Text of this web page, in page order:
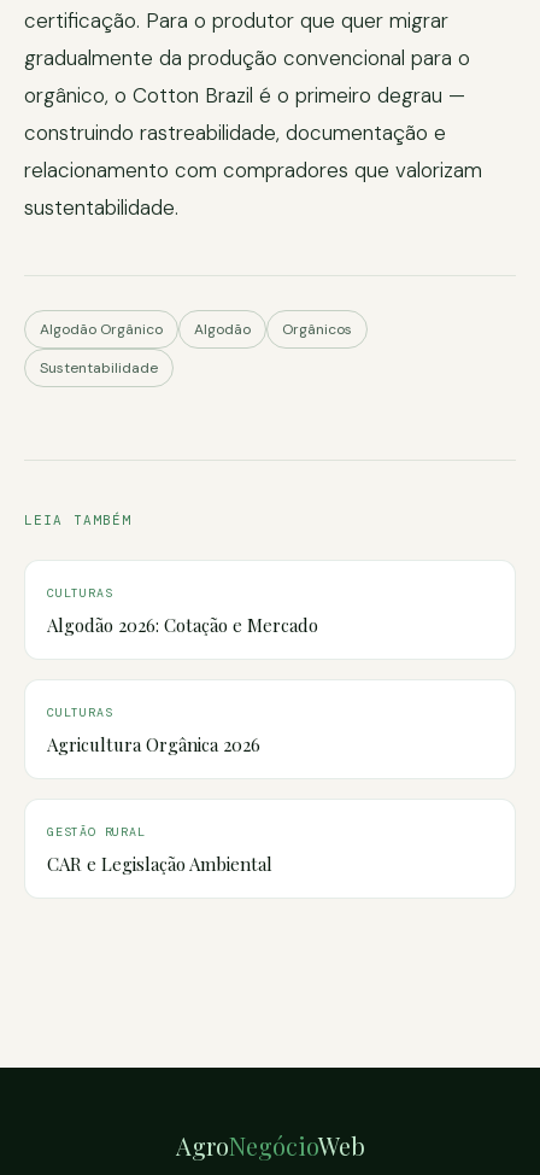
certificação. Para o produtor que quer migrar
gradualmente da produção convencional para o
orgânico, o Cotton Brazil é o primeiro degrau —
construindo rastreabilidade, documentação e
relacionamento com compradores que valorizam
sustentabilidade.
Algodão Orgânico Algodão
Orgânicos
Sustentabilidade
LEIA TAMBÉM
CULTURAS
Algodão 2026: Cotação e Mercado
CULTURAS
Agricultura Orgânica 2026
GESTÃO RURAL
CAR e Legislação Ambiental
AgroNegócioWeb